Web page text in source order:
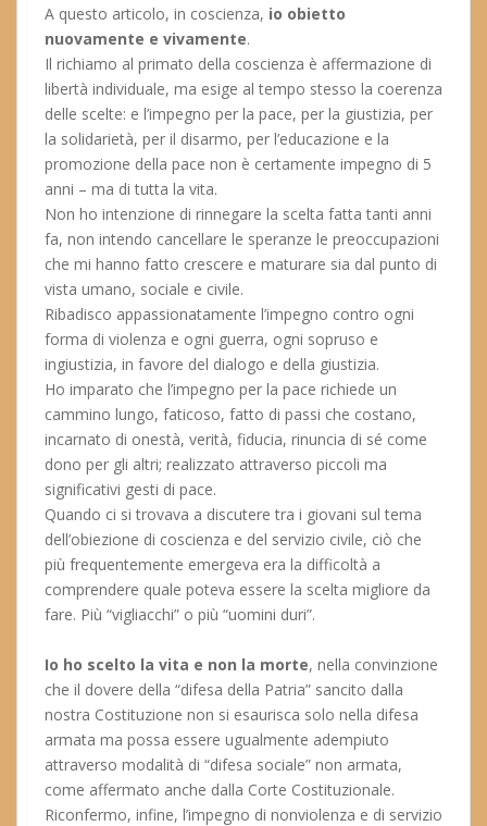
A questo articolo, in coscienza, io obietto
nuovamente e vivamente.
Il richiamo al primato della coscienza è affermazione di
libertà individuale, ma esige al tempo stesso la coerenza
delle scelte: e l’impegno per la pace, per la giustizia, per
la solidarietà, per il disarmo, per l’educazione e la
promozione della pace non è certamente impegno di 5
anni – ma di tutta la vita.
Non ho intenzione di rinnegare la scelta fatta tanti anni
fa, non intendo cancellare le speranze le preoccupazioni
che mi hanno fatto crescere e maturare sia dal punto di
vista umano, sociale e civile.
Ribadisco appassionatamente l’impegno contro ogni
forma di violenza e ogni guerra, ogni sopruso e
ingiustizia, in favore del dialogo e della giustizia.
Ho imparato che l’impegno per la pace richiede un
cammino lungo, faticoso, fatto di passi che costano,
incarnato di onestà, verità, fiducia, rinuncia di sé come
dono per gli altri; realizzato attraverso piccoli ma
significativi gesti di pace.
Quando ci si trovava a discutere tra i giovani sul tema
dell’obiezione di coscienza e del servizio civile, ciò che
più frequentemente emergeva era la difficoltà a
comprendere quale poteva essere la scelta migliore da
fare. Più “vigliacchi” o più “uomini duri”.
Io ho scelto la vita e non la morte, nella convinzione
che il dovere della “difesa della Patria” sancito dalla
nostra Costituzione non si esaurisca solo nella difesa
armata ma possa essere ugualmente adempiuto
attraverso modalità di “difesa sociale” non armata,
come affermato anche dalla Corte Costituzionale.
Riconfermo, infine, l’impegno di nonviolenza e di servizio